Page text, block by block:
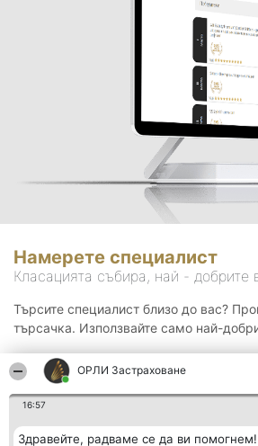
ОРЛИ Застраховане
16:57
Здравейте, радваме се да ви
Намерете специалист
Класацията събира, най - добрите
Търсите специалист близо до вас?
търсачка. Използвайте само най-